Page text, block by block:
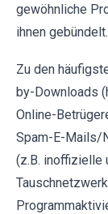
gewöhnliche
ihnen gebündelt.
Zu den
by-Downloads
Online-
Spam-E-Mails/
(z.B. inoffizielle